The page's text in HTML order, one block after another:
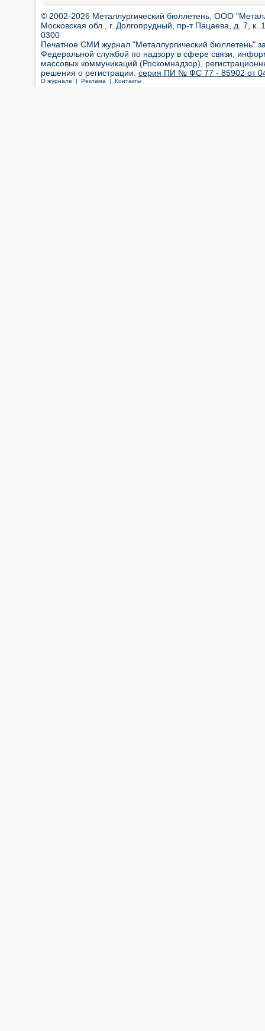
© 2002-2026 Металлургический бюллетень, ООО
Московская обл., г. Долгопрудный, пр-т Пацаева, д. 7,
0300
Печатное СМИ журнал "Металлургический бюллетень"
Федеральной службой по надзору в сфере связи,
массовых коммуникаций (Роскомнадзор),
решения о регистрации: серия ПИ № ФС 77 - 85902 от 04
О журнале | Реклама | Контакты